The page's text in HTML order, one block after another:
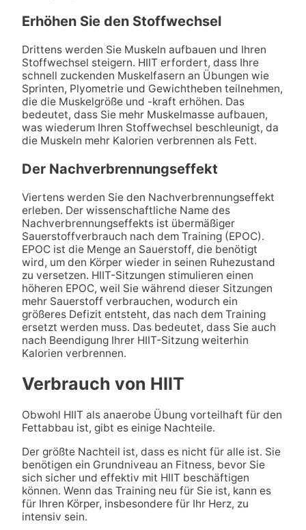
Erhöhen Sie den Stoffwechsel
Drittens werden Sie Muskeln aufbauen und Ihren
Stoffwechsel steigern. HIIT erfordert, dass Ihre
schnell zuckenden Muskelfasern an Übungen wie
Sprinten, Plyometrie und Gewichtheben teilnehmen,
die die Muskelgröße und -kraft erhöhen. Das
bedeutet, dass Sie mehr Muskelmasse aufbauen,
was wiederum Ihren Stoffwechsel beschleunigt, da
die Muskeln mehr Kalorien verbrennen als Fett.
Der Nachverbrennungseffekt
Viertens werden Sie den Nachverbrennungseffekt
erleben. Der wissenschaftliche Name des
Nachverbrennungseffekts ist übermäßiger
Sauerstoffverbrauch nach dem Training (EPOC).
EPOC ist die Menge an Sauerstoff, die benötigt
wird, um den Körper wieder in seinen Ruhezustand
zu versetzen. HIIT-Sitzungen stimulieren einen
höheren EPOC, weil Sie während dieser Sitzungen
mehr Sauerstoff verbrauchen, wodurch ein
größeres Defizit entsteht, das nach dem Training
ersetzt werden muss. Das bedeutet, dass Sie auch
nach Beendigung Ihrer HIIT-Sitzung weiterhin
Kalorien verbrennen.
Verbrauch von HIIT
Obwohl HIIT als anaerobe Übung vorteilhaft für den
Fettabbau ist, gibt es einige Nachteile.
Der größte Nachteil ist, dass es nicht für alle ist. Sie
benötigen ein Grundniveau an Fitness, bevor Sie
sich sicher und effektiv mit HIIT beschäftigen
können. Wenn das Training neu für Sie ist, kann es
für Ihren Körper, insbesondere für Ihr Herz, zu
intensiv sein.